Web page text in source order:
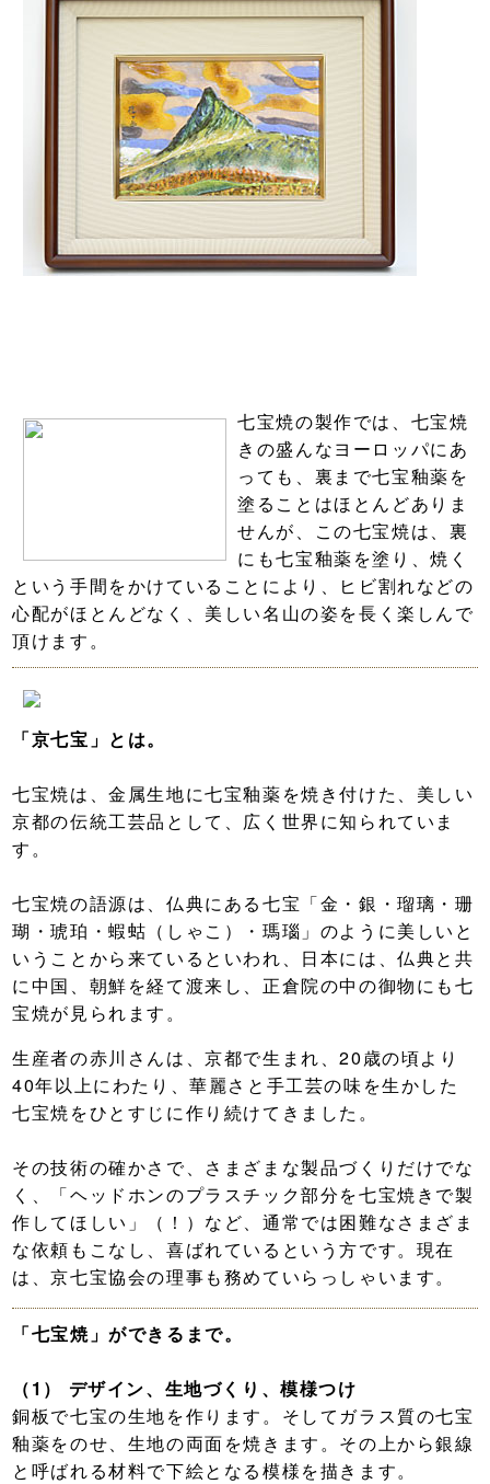
七宝焼の製作では、七宝焼
きの盛んなヨーロッパにあ
っても、裏まで七宝釉薬を
塗ることはほとんどありま
せんが、この七宝焼は、裏
にも七宝釉薬を塗り、焼く
という手間をかけていることにより、ヒビ割れなどの
心配がほとんどなく、美しい名山の姿を長く楽しんで
頂けます。
「京七宝」とは。
七宝焼は、金属生地に七宝釉薬を焼き付けた、美しい
京都の伝統工芸品として、広く世界に知られていま
す。
七宝焼の語源は、仏典にある七宝「金・銀・瑠璃・珊
瑚・琥珀・蝦蛄（しゃこ）・瑪瑙」のように美しいと
いうことから来ているといわれ、日本には、仏典と共
に中国、朝鮮を経て渡来し、正倉院の中の御物にも七
宝焼が見られます。
生産者の赤川さんは、京都で生まれ、20歳の頃より
40年以上にわたり、華麗さと手工芸の味を生かした
七宝焼をひとすじに作り続けてきました。
その技術の確かさで、さまざまな製品づくりだけでな
く、「ヘッドホンのプラスチック部分を七宝焼きで製
作してほしい」（！）など、通常では困難なさまざま
な依頼もこなし、喜ばれているという方です。現在
は、京七宝協会の理事も務めていらっしゃいます。
「七宝焼」ができるまで。
（1） デザイン、 生地づくり 、模様つけ
銅板で七宝の生地を作ります。そしてガラス質の七宝
釉薬をのせ、生地の両面を焼きます。その上から銀線
と呼ばれる材料で下絵となる模様を描きます。